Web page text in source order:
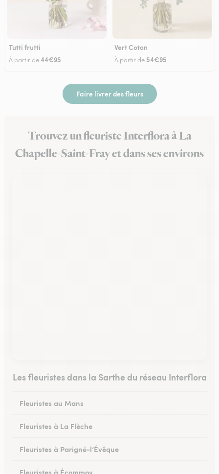
Tutti frutti
À partir de44€95
Vert Coton
À partir de 54€95
Faire livrer des fleurs
Trouvez un fleuriste Interflora à La
Chapelle-Saint-Fray et dans ses environs
Les fleuristes dans la Sarthe du réseau Interflora
Fleuristes au Mans
Fleuristes à La Flèche
Fleuristes à Parigné-l’Évêque
Fleuristes à Écommoy